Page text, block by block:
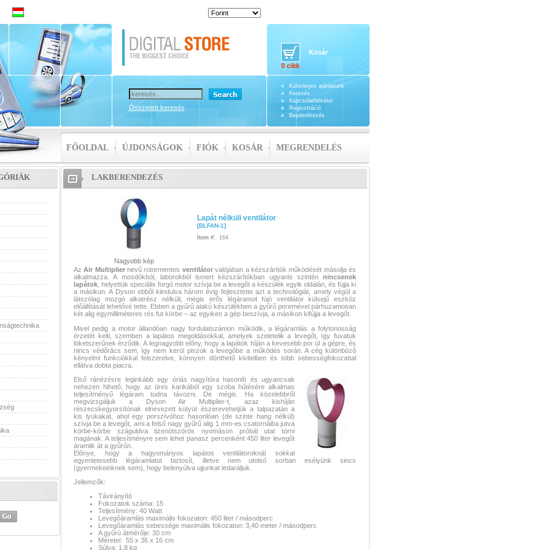
Összetett keresés
Kosár
0 cikk
Különleges ajánlatunk
Keresés
Kapcsolatfelvétel
Regisztráció
Bejelentkezés
FŐOLDAL ÚJDONSÁGOK FIÓK KOSÁR MEGRENDELÉS
LAKBERENDEZÉS
Nagyobb kép
Lapát nélküli ventilátor
[BLFAN-1]
Item #: 164
AzAir Multipliernevű rotormentes ventilátorvalójában a kézszárítók működését másolja és
alkalmazza. A mosdókból, laborokból ismert kézszárítókban ugyanis szintén nincsenek
lapátok , helyettük speciális forgó motor szívja be a levegőt a készülék egyik oldalán, és fújja ki
a másikon. A Dyson ebből kiindulva három évig fejlesztette azt a technológiát, amely végül a
látszólag mozgó alkatrész nélküli, mégis erős légáramot fújó ventilátor külsejű eszköz
előállítását lehetővé tette. Ebben a gyűrű alakú készülékben a gyűrű peremével párhuzamosan
két alig egymilliméteres rés fut körbe – az egyiken a gép beszívja, a másikon kifújja a levegőt.
Mivel pedig a motor állandóan nagy fordulatszámon működik, a légáramlás a folytonosság
érzetét kelti, szemben a lapátos megoldásokkal, amelyek szeletelik a levegőt, így fuvatuk
löketszerűnek érződik. A legnagyobb előny, hogy a lapátok híján a kevesebb por ül a gépre, és
nincs védőrács sem, így nem kerül piszok a levegőbe a működés során. A cég különböző
kényelmi funkciókkal felszerelve, könnyen dönthető kivitelben és több sebességfokozattal
ellátva dobta piacra.
Első ránézésre leginkább egy óriás nagyítóra hasonlít és ugyancsak
nehezen hihető, hogy az üres karikából egy szoba hűtésére alkalmas
teljesítményű légáram tudna távozni. De mégis. Ha közelebbről
megvizsgáljuk a Dyson Air Multiplier-t, azaz kishíján
részecskegyorsítónak elnevezett kütyüt észerevehetjük a talpazatán a
kis lyukakat, ahol egy porszívóhoz hasonlóan (de szinte hang nélkül)
szívja be a levegőt, ami a felső nagy gyűrű alig 1 mm-es csatornáiba jutva
körbe-körbe száguldva tizenötszörös nyomáson próbál utat törni
magának. A teljesítményre sem lehet panasz percenként 450 liter levegőt
áramlik át a gyűrűn.
Előnye, hogy a hagyományos lapátos ventilátoroknál sokkal
egyenletesebb légáramlatot biztosít, illetve nem utolsó sorban esélyünk sincs
(gyermekeinknek sem), hogy belenyúlva ujjunkat ledaráljuk.
Jellemzők:
Távirányító
Fokozatok száma: 15
Teljesítmény: 40 Watt
Levegőáramlás maximális fokozaton: 450 liter / másodperc
Levegőáramlás sebessége maximális fokozaton: 3,40 meter / másodperc
A gyűrú átmérője: 30 cm
Méretei: 55 x 36 x 16 cm
Súlya: 1,8 kg